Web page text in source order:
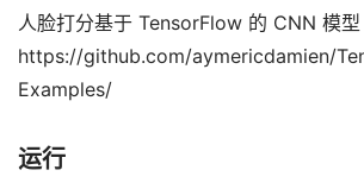
人脸打分基于 TensorFlow 的 CNN 模
https://github.com/aymericdamien/
Examples/
运行